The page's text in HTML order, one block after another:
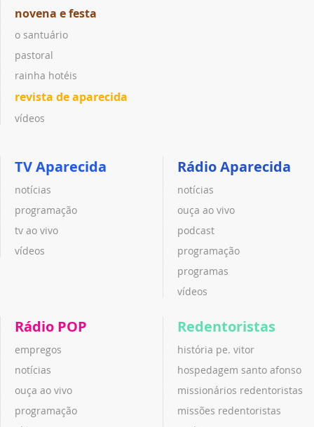
novena e festa
o santuário
pastoral
rainha hotéis
revista de aparecida
vídeos
TV Aparecida
notícias
programação
tv ao vivo
vídeos
Rádio Aparecida
notícias
ouça ao vivo
podcast
programação
programas
vídeos
Rádio POP
empregos
notícias
ouça ao vivo
programação
Redentoristas
história pe. vitor
hospedagem santo afonso
missionários redentoristas
missões redentoristas